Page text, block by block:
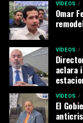
VÍDEOS
Omar
VÍDEOS
aclara
VÍDEOS
El